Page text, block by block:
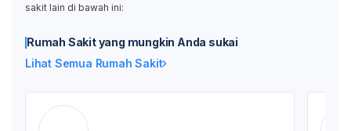
sakit lain di bawah ini:
Rumah Sakit yang mungkin Anda sukai
Lihat Semua Rumah Sakit